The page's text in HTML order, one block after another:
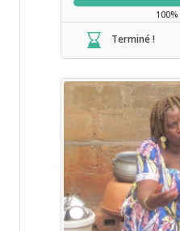
100%
Terminé !